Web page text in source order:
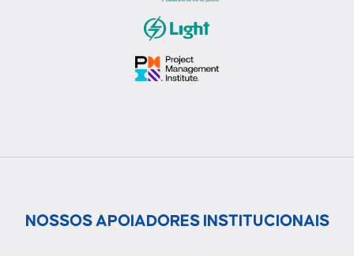
NOSSOS APOIADORES INSTITUCIONAIS